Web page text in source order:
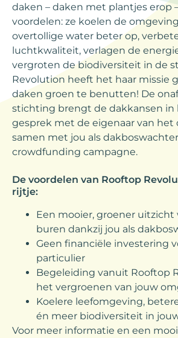
daken – daken met plantjes erop
voordelen: ze koelen de
overtollige water beter op,
luchtkwaliteit, verlagen de
vergroten de biodiversiteit in de
Revolution heeft het haar missie
daken groen te benutten! De
stichting brengt de dakkansen in
gesprek met de eigenaar van het
samen met jou als
crowdfunding campagne.
De voordelen van Rooftop
rijtje:
Een mooier, groener uitzicht
buren dankzij jou als
Geen financiële investering
particulier
Begeleiding vanuit Rooftop
het vergroenen van jouw
Koelere leefomgeving,
én meer biodiversiteit in
Voor meer informatie en een